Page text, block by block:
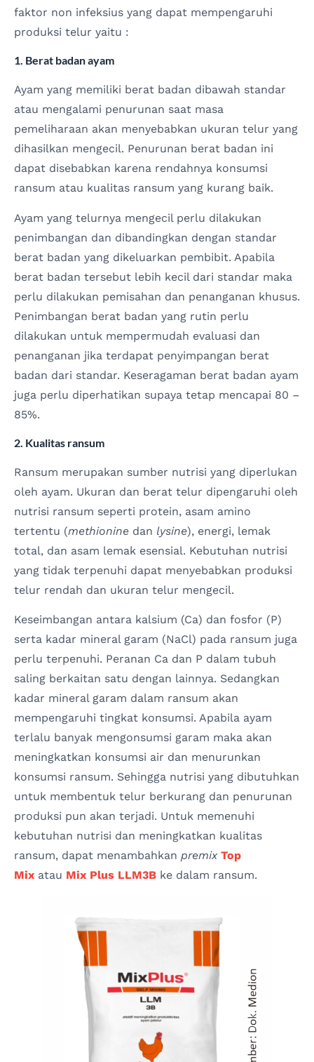
faktor non infeksius yang dapat mempengaruhi
produksi telur yaitu :
1. Berat badan ayam
Ayam yang memiliki berat badan dibawah standar
atau mengalami penurunan saat masa
pemeliharaan akan menyebabkan ukuran telur yang
dihasilkan mengecil. Penurunan berat badan ini
dapat disebabkan karena rendahnya konsumsi
ransum atau kualitas ransum yang kurang baik.
Ayam yang telurnya mengecil perlu dilakukan
penimbangan dan dibandingkan dengan standar
berat badan yang dikeluarkan pembibit. Apabila
berat badan tersebut lebih kecil dari standar maka
perlu dilakukan pemisahan dan penanganan khusus.
Penimbangan berat badan yang rutin perlu
dilakukan untuk mempermudah evaluasi dan
penanganan jika terdapat penyimpangan berat
badan dari standar. Keseragaman berat badan ayam
juga perlu diperhatikan supaya tetap mencapai 80 –
85%.
2. Kualitas ransum
Ransum merupakan sumber nutrisi yang diperlukan
oleh ayam. Ukuran dan berat telur dipengaruhi oleh
nutrisi ransum seperti protein, asam amino
tertentu (methionine dan lysine), energi, lemak
total, dan asam lemak esensial. Kebutuhan nutrisi
yang tidak terpenuhi dapat menyebabkan produksi
telur rendah dan ukuran telur mengecil.
Keseimbangan antara kalsium (Ca) dan fosfor (P)
serta kadar mineral garam (NaCl) pada ransum juga
perlu terpenuhi. Peranan Ca dan P dalam tubuh
saling berkaitan satu dengan lainnya. Sedangkan
kadar mineral garam dalam ransum akan
mempengaruhi tingkat konsumsi. Apabila ayam
terlalu banyak mengonsumsi garam maka akan
meningkatkan konsumsi air dan menurunkan
konsumsi ransum. Sehingga nutrisi yang dibutuhkan
untuk membentuk telur berkurang dan penurunan
produksi pun akan terjadi. Untuk memenuhi
kebutuhan nutrisi dan meningkatkan kualitas
ransum, dapat menambahkan premix Top
Mix atau Mix Plus LLM3B ke dalam ransum.